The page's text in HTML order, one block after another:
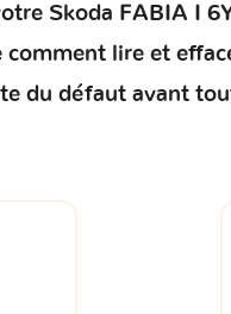
Skoda FABIA I
comment lire et
du défaut avant